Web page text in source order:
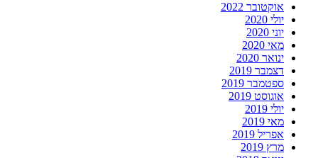
אוקטובר 2022
יולי 2020
יוני 2020
מאי 2020
ינואר 2020
דצמבר 2019
ספטמבר 2019
אוגוסט 2019
יולי 2019
מאי 2019
אפריל 2019
מרץ 2019